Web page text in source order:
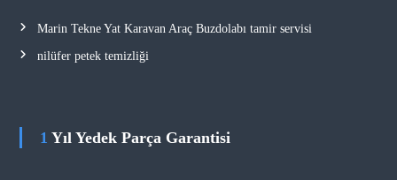
Marin Tekne Yat Karavan Araç Buzdolabı tamir servisi
nilüfer petek temizliği
1 Yıl Yedek Parça Garantisi